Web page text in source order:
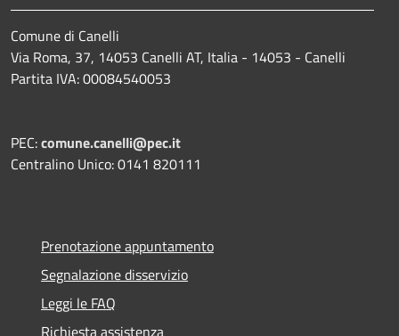
Comune di Canelli
Via Roma, 37, 14053 Canelli AT, Italia - 14053 - Canelli
Partita IVA: 00084540053
PEC:comune.canelli@pec.it
Centralino Unico: 0141 820111
Prenotazione appuntamento
Segnalazione disservizio
Leggi le FAQ
Richiesta assistenza